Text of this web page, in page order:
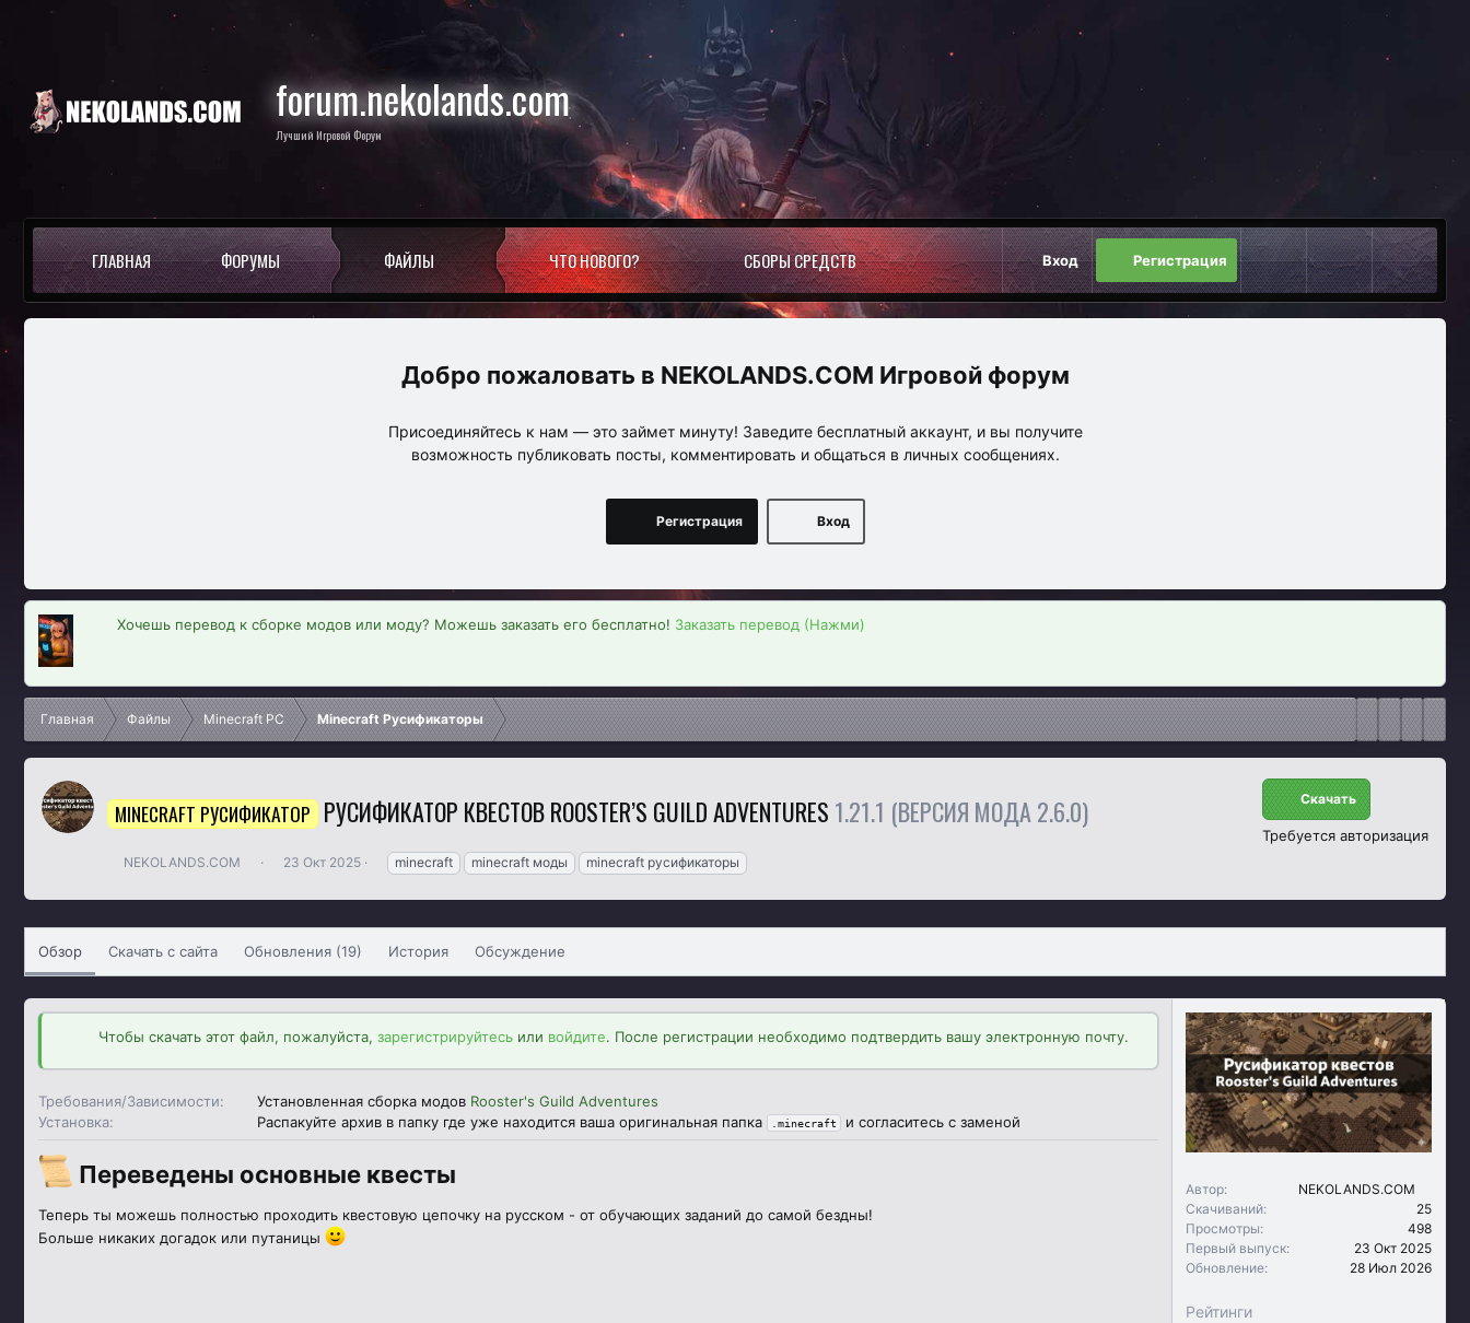
forum.nekolands.com
Лучший Игровой Форум
ГЛАВНАЯ ФОРУМЫ ФАЙЛЫ ЧТО НОВОГО? СБОРЫ СРЕДСТВ Вход Регистрация
NEKOLANDS.COM Игровой форум
Присоединяйтесь к нам — это займет минуту! Заведите бесплатный аккаунт, и вы получите
возможность публиковать посты, комментировать и общаться в личных сообщениях.
Вход
Регистрация
Хочешь перевод к сборке модов или моду? Можешь заказать его бесплатно! Заказать перевод (Нажми)
Главная Файлы Minecraft PC Minecraft Русификаторы
MINECRAFT РУСИФИКАТОР РУСИФИКАТОР КВЕСТОВ ROOSTER’S GUILD ADVENTURES 1.21.1 (ВЕРСИЯ МОДА 2.6.0) Скачать
Требуется авторизация
А
т
NEKOLANDS.COM
Д
т
о
з
д
а
н
23 Окт 2025
Т
е
г
minecraft minecraft моды minecraft русификаторы
Обзор Скачать с сайта Обновления (19) История Обсуждение
Чтобы скачать этот файл, пожалуйста, зарегистрируйтесь или войдите. После регистрации необходимо подтвердить вашу электронную почту.
Требования/Зависимости Установленная сборка модов Rooster's Guild Adventures
Установка
Распакуйте архив в папку где уже находится ваша оригинальная папка .minecraft и согласитесь с заменой
Переведены основные квесты
Теперь ты можешь полностью проходить квестовую цепочку на русском - от обучающих заданий до самой бездны!
Больше никаких догадок или путаницы
Автор
NEKOLANDS.COM
Скачиваний
25
Просмотры
498
Первый выпуск
23 Окт 2025
Обновление
28 Июл 2026
Рейтинги